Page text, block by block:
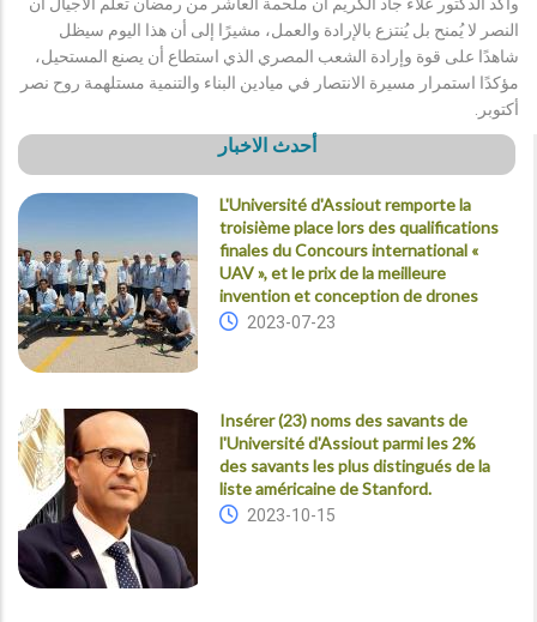
النصر لا يُمنح بل يُنتزع بالإرادة والعمل، مشيرًا إلى أن هذا اليوم سيظل
شاهدًا على قوة وإرادة الشعب المصري الذي استطاع أن يصنع المستحيل،
مؤكدًا استمرار مسيرة الانتصار في ميادين البناء والتنمية مستلهمة روح نصر
أكتوبر.
أحدث الاخبار
L'Université d'Assiout remporte la
troisième place lors des qualifications
finales du Concours international «
UAV », et le prix de la meilleure
invention et conception de drones
2023-07-23
Insérer (23) noms des savants de
l'Université d'Assiout parmi les 2%
des savants les plus distingués de la
liste américaine de Stanford.
2023-10-15